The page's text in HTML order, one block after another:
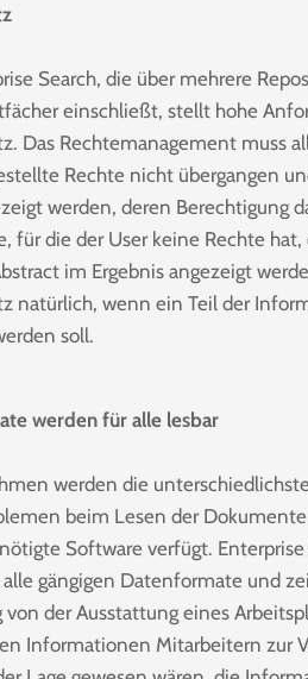
Search, die über mehrere
einschließt, stellt hohe
Das Rechtemanagement muss
Rechte nicht übergangen
werden, deren Berechtigung
für die der User keine Rechte
im Ergebnis angezeigt
natürlich, wenn ein Teil der
soll.
werden für alle lesbar
werden die
beim Lesen der
Software verfügt.
gängigen Datenformate und
von der Ausstattung eines
Informationen Mitarbeitern zur